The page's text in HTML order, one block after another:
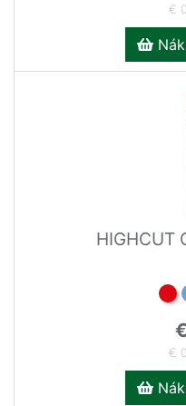
€
HIGHCUT
€